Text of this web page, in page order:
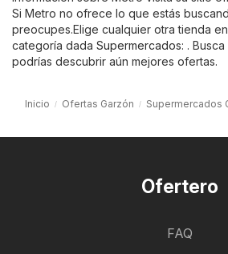
Si Metro no ofrece lo que estás
preocupes.Elige cualquier otra tienda
categoría dada Supermercados: .
podrías descubrir aún mejores ofertas.
Inicio Ofertas Garzón Supermercados
Ofertero
FAQ